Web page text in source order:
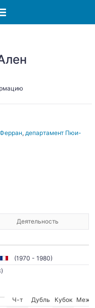
, департамент Пюи-
Деятельность
(1970 - 1980)
Ч-т Дубль Кубок
Межд.